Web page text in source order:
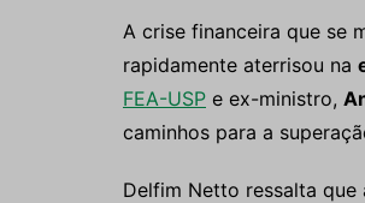
A crise financeira que se
rapidamente aterrisou na
FEA-USP e ex-ministro,
caminhos para a
Delfim Netto ressalta que